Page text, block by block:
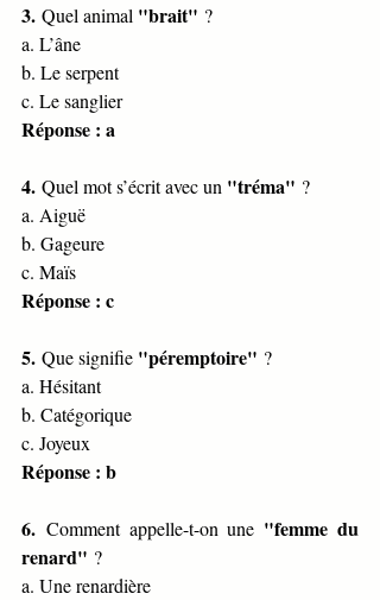
3. Quel animal "brait" ?
a. L’âne
b. Le serpent
c. Le sanglier
Réponse : a
4. Quel mot s’écrit avec un "tréma" ?
a. Aiguë
b. Gageure
c. Maïs
Réponse : c
5. Que signifie "péremptoire" ?
a. Hésitant
b. Catégorique
c. Joyeux
Réponse : b
6. Comment appelle-t-on une "femme du
renard" ?
a. Une renardière